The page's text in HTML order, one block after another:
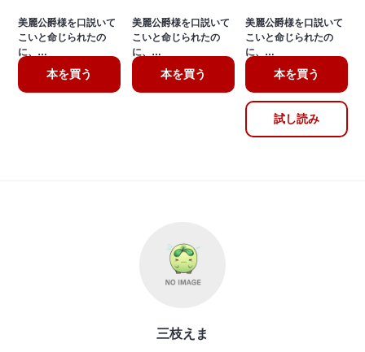
美麗公爵様を口説いて
こいと命じられたの
に、…
本を買う
美麗公爵様を口説いて
こいと命じられたの
に、…
本を買う
美麗公爵様を口説いて
こいと命じられたの
に、…
本を買う
試し読み
三枝えま